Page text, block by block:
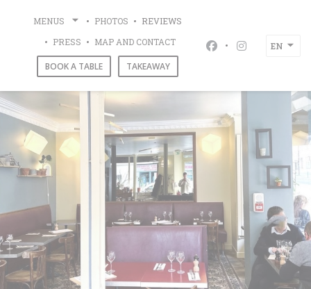
CHÉRI-CHÉRIE
MENUS PHOTOS
REVIEWS
PRESS
MAP AND CONTACT
BOOK A TABLE TAKEAWAY
Facebook ((opens
Instagram
EN